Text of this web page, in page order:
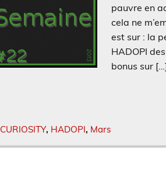
pauvre en
cela ne
est sur : la
HADOPI
bonus sur
CURIOSITY, HADOPI, Mars